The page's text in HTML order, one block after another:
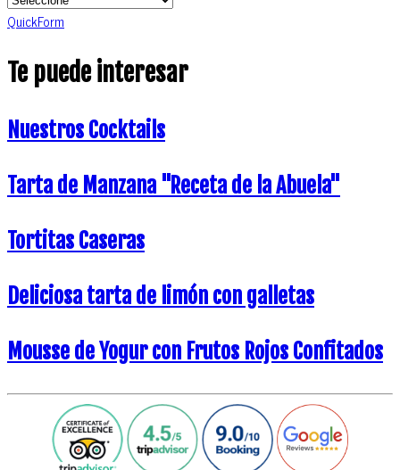
QuickForm
Te puede interesar
Nuestros Cocktails
Tarta de Manzana "Receta de la Abuela"
Tortitas Caseras
Deliciosa tarta de limón con galletas
Mousse de Yogur con Frutos Rojos Confitados